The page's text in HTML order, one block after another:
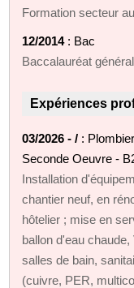
Formation secteur
12/2014: Bac
Baccalauréat
Expériences
03/2026 - / :
Seconde Oeuvre -
Installation
chantier neuf, en
hôtelier ; mise en
ballon d'eau
salles de bain,
(cuivre, PER,